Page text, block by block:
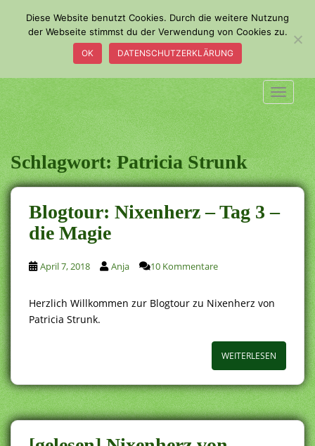
o
m
a
i
n
c
o
n
t
e
n
t
Schlagwort:Patricia Strunk
Blogtour: Nixenherz – Tag 3 –
die Magie
April 7, 2018 Anja 10 Kommentare
Herzlich Willkommen zur Blogtour zu Nixenherz von
Patricia Strunk.
WEITERLESEN
Diese Website benutzt Cookies. Durch die weitere Nutzung
der Webseite stimmst du der Verwendung von Cookies zu.
OK DATENSCHUTZERKLÄRUNG